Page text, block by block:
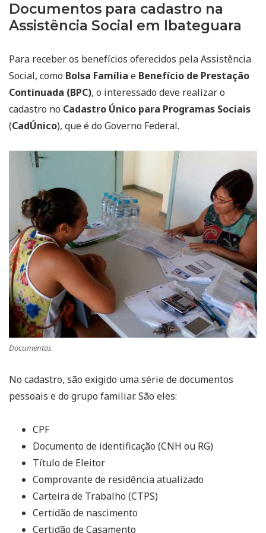
Documentos para cadastro na
Assistência Social em Ibateguara
Para receber os benefícios oferecidos pela Assistência
Social, como Bolsa Família e Benefício de Prestação
Continuada (BPC), o interessado deve realizar o
cadastro no Cadastro Único para Programas Sociais
(CadÚnico), que é do Governo Federal.
Documentos
No cadastro, são exigido uma série de documentos
pessoais e do grupo familiar. São eles:
CPF
Documento de identificação (CNH ou RG)
Título de Eleitor
Comprovante de residência atualizado
Carteira de Trabalho (CTPS)
Certidão de nascimento
Certidão de Casamento